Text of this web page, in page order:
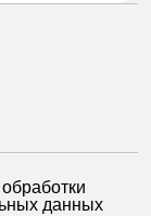
данных